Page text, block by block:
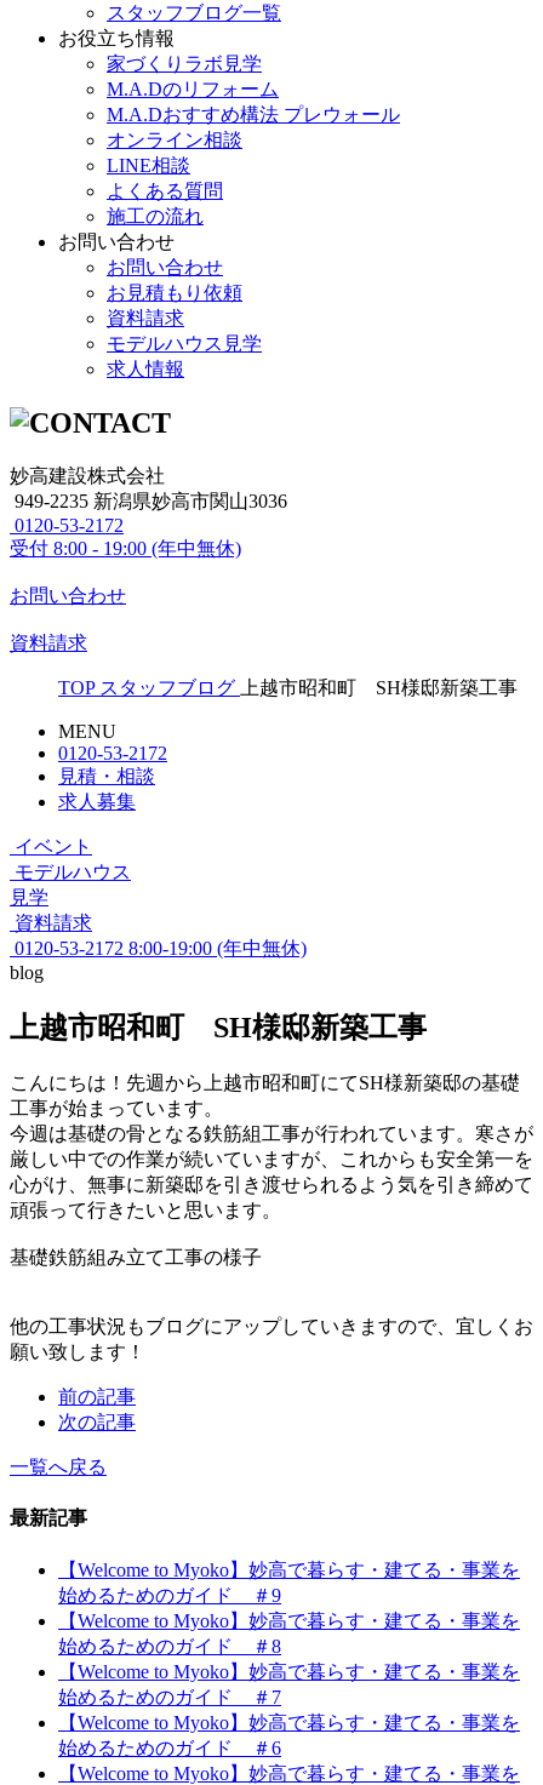
スタッフブログ一覧
お役立ち情報
家づくりラボ見学
M.A.Dのリフォーム
M.A.Dおすすめ構法 プレウォール
オンライン相談
LINE相談
よくある質問
施工の流れ
お問い合わせ
お問い合わせ
お見積もり依頼
資料請求
モデルハウス見学
求人情報
妙高建設株式会社
949-2235 新潟県妙高市関山3036
0120-53-2172
受付 8:00 - 19:00 (年中無休)
お問い合わせ
資料請求
TOP スタッフブログ 上越市昭和町 SH様邸新築工事
MENU
0120-53-2172
見積・相談
求人募集
イベント
モデルハウス
見学
資料請求
0120-53-2172 8:00-19:00 (年中無休)
blog
上越市昭和町 SH様邸新築工事
こんにちは！先週から上越市昭和町にてSH様新築邸の基礎
工事が始まっています。
今週は基礎の骨となる鉄筋組工事が行われています。寒さが
厳しい中での作業が続いていますが、これからも安全第一を
心がけ、無事に新築邸を引き渡せられるよう気を引き締めて
頑張って行きたいと思います。
基礎鉄筋組み立て工事の様子
他の工事状況もブログにアップしていきますので、宜しくお
願い致します！
前の記事
次の記事
一覧へ戻る
最新記事
【Welcome to Myoko】妙高で暮らす・建てる・事業を
始めるためのガイド ＃9
【Welcome to Myoko】妙高で暮らす・建てる・事業を
始めるためのガイド ＃8
【Welcome to Myoko】妙高で暮らす・建てる・事業を
始めるためのガイド ＃7
【Welcome to Myoko】妙高で暮らす・建てる・事業を
始めるためのガイド ＃6
【Welcome to Myoko】妙高で暮らす・建てる・事業を